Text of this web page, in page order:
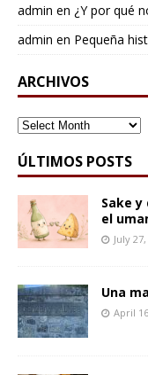
admin en ¿Y por qué
admin en Pequeña
ARCHIVOS
ARCHIVOS
ÚLTIMOS POSTS
Sake
el
July
Una
April